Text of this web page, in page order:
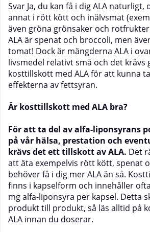
Svar Ja, du kan få i dig ALA naturligt,
annat i rött kött och inälvsmat
även gröna grönsaker och
ALA är spenat och broccoli, men
tomat! Dock är mängderna ALA i
livsmedel relativt små och det krävs
kosttillskott med ALA för att kunna
effekterna avfettsyran.
Är kosttillskott med ALA bra?
För att ta del av alfa-liponsyrans
på vår hälsa, prestation och
krävs det ett tillskott av ALA. Det
att äta exempelvis rött kött, spenat
behöver få i dig mer ALA än så.
finns i kapselform och innehåller
mg alfa-liponsyra per kapsel. Detta
produkt till produkt, så läs alltid på
ALA innan du doserar.